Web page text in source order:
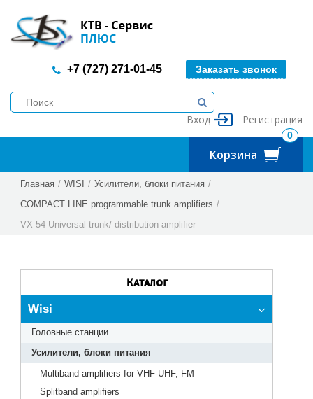
+7 (727) 271-01-45 Заказать звонок
Вход Регистрация
Корзина
0
Главная / WISI / Усилители, блоки питания /
COMPACT LINE programmable trunk amplifiers /
VX 54 Universal trunk/ distribution amplifier
Каталог
Wisi
Головные станции
Усилители, блоки питания
Multiband amplifiers for VHF-UHF, FM
Splitband amplifiers